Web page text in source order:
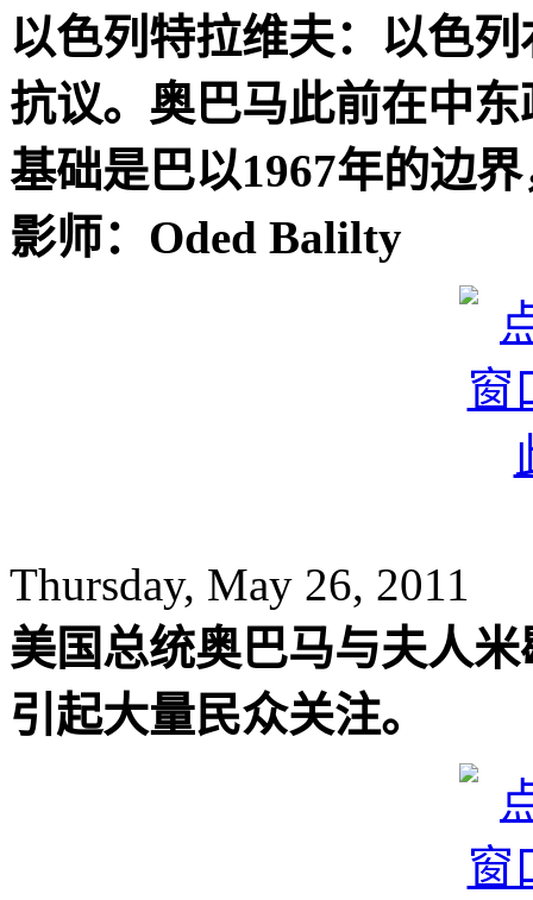
以色列特拉维夫：以色
抗议。奥巴马此前在中
基础是巴以1967年的边
影师：Oded Balilty
Thursday, May 26, 2011
美国总统奥巴马与夫人
引起大量民众关注。